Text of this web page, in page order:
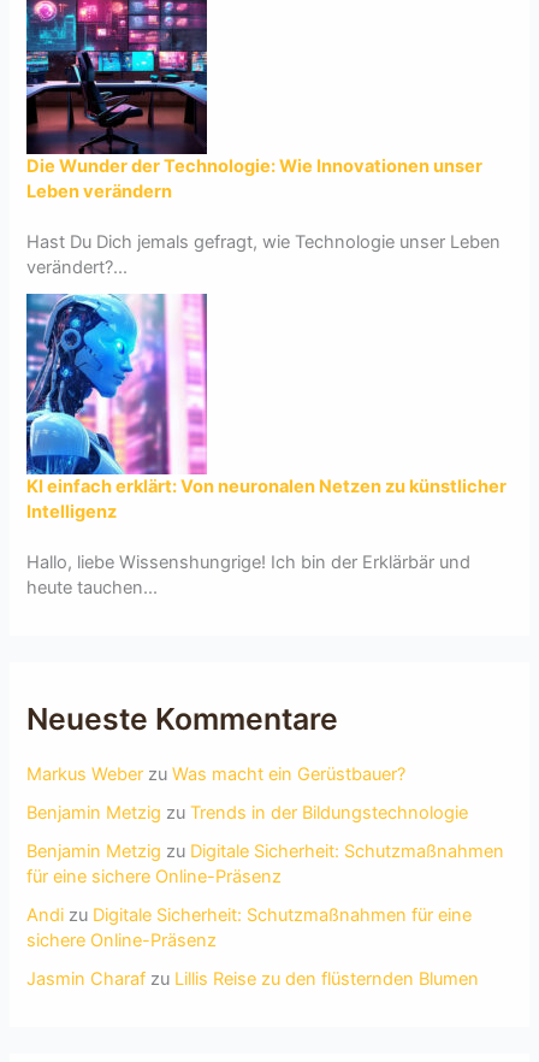
Die Wunder der Technologie: Wie Innovationen unser
Leben verändern
Hast Du Dich jemals gefragt, wie Technologie unser Leben
verändert?...
KI einfach erklärt: Von neuronalen Netzen zu künstlicher
Intelligenz
Hallo, liebe Wissenshungrige! Ich bin der Erklärbär und
heute tauchen...
Neueste Kommentare
Markus Weber zuWas macht ein Gerüstbauer?
Benjamin Metzig zuTrends in der Bildungstechnologie
Benjamin Metzig zu Digitale Sicherheit: Schutzmaßnahmen
für eine sichere Online-Präsenz
Andi zu Digitale Sicherheit: Schutzmaßnahmen für eine
sichere Online-Präsenz
Jasmin Charaf zu Lillis Reise zu den flüsternden Blumen